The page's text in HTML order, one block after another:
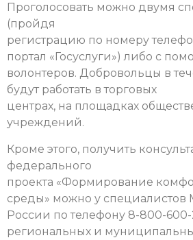
Проголосовать можно двумя
(пройдя
регистрацию по номеру
портал «Госуслуги») либо с
волонтеров. Добровольцы в
будут работать в торговых
центрах, на площадках
учреждений.
Кроме этого, получить
федерального
проекта «Формирование
среды» можно у специалистов
России по телефону 8-800-600-
региональных и